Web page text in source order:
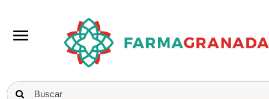
menu
Inicio Cuidado Capilar